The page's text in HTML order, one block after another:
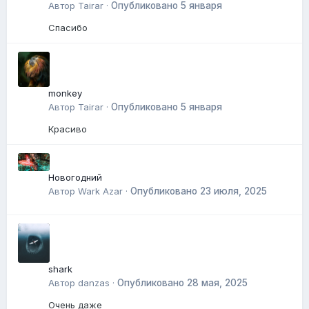
Автор Tairar · Опубликовано 5 января
Спасибо
monkey
Автор Tairar · Опубликовано 5 января
Красиво
Новогодний
Автор Wark Azar · Опубликовано 23 июля, 2025
shark
Автор danzas · Опубликовано 28 мая, 2025
Очень даже